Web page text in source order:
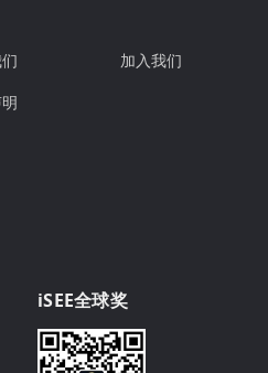
加入我们
iSEE全球奖